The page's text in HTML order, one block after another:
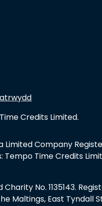
Credits Limited.
Limited Company
Tempo Time Credits
Charity No. 1135143.
Maltings, East Tyndall